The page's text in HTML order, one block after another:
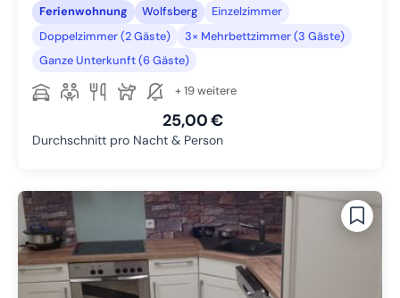
Ferienwohnung Wolfsberg
Einzelzimmer
Doppelzimmer (2 Gäste)
3× Mehrbettzimmer (3 Gäste)
Ganze Unterkunft (6 Gäste)
+ 19 weitere
25,00 €
Durchschnitt pro Nacht & Person